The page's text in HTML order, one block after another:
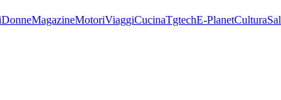
DonneMagazineMotoriViaggiCucinaTgtechE-PlanetCultura